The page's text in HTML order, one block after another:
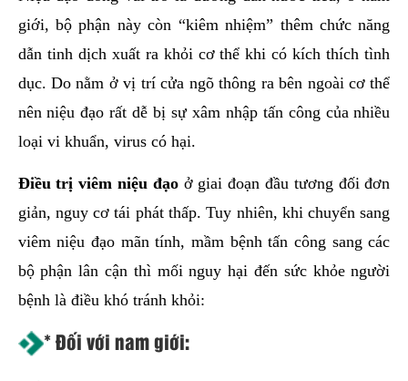
giới, bộ phận này còn “kiêm nhiệm” thêm chức năng
dẫn tinh dịch xuất ra khỏi cơ thể khi có kích thích tình
dục. Do nằm ở vị trí cửa ngõ thông ra bên ngoài cơ thể
nên niệu đạo rất dễ bị sự xâm nhập tấn công của nhiều
loại vi khuẩn, virus có hại.
Điều trị viêm niệu đạoở giai đoạn đầu tương đối đơn
giản, nguy cơ tái phát thấp. Tuy nhiên, khi chuyển sang
viêm niệu đạo mãn tính, mầm bệnh tấn công sang các
bộ phận lân cận thì mối nguy hại đến sức khỏe người
bệnh là điều khó tránh khỏi:
* Đối với nam giới: